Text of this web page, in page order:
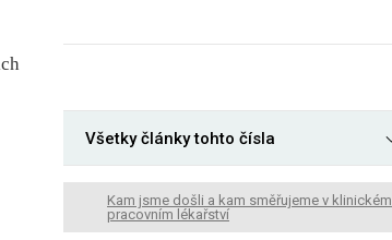
Všetky články tohto čísla
Kam jsme došli a kam směřujeme v klinickém
pracovním lékařství